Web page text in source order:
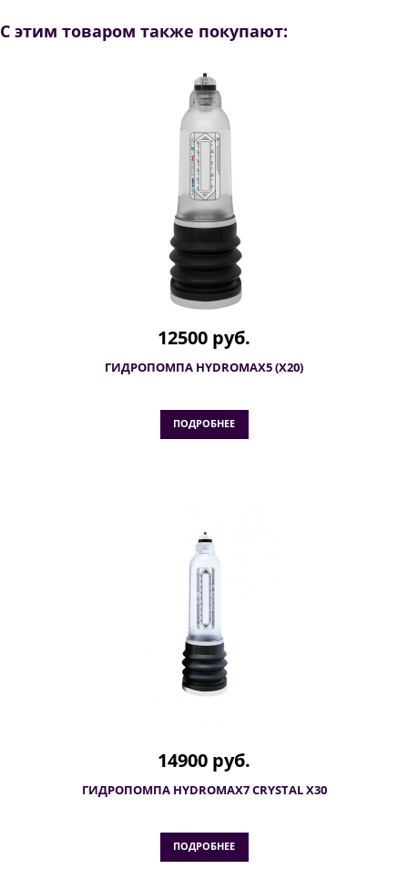
С этим товаром также покупают:
12500 руб.
ГИДРОПОМПА HYDROMAX5 (X20)
ПОДРОБНЕЕ
14900 руб.
ГИДРОПОМПА HYDROMAX7 CRYSTAL X30
ПОДРОБНЕЕ